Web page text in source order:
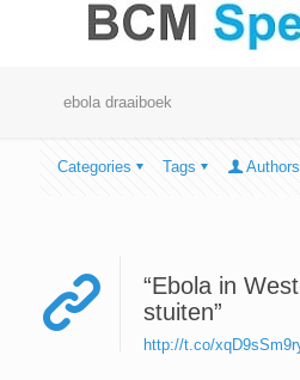
ebola draaiboek
Categories Tags Authors
“Ebola in
stuiten”
http://t.co/